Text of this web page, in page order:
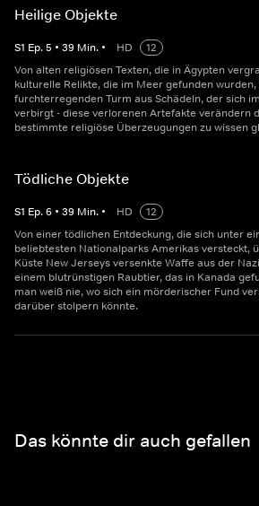
Heilige Objekte
S1 Ep.5 • 39 Min. • HD
12
Von alten religiösen Texten, die in Ägypten
kulturelle Relikte, die im Meer gefunden wurden,
furchterregenden Turm aus Schädeln, der sich
verbirgt - diese verlorenen Artefakte verändern
bestimmte religiöse Überzeugungen zu wissen
Tödliche Objekte
S1 Ep.6 • 39 Min. • HD
12
Von einer tödlichen Entdeckung, die sich unter
beliebtesten Nationalparks Amerikas versteckt,
Küste New Jerseys versenkte Waffe aus der
einem blutrünstigen Raubtier, das in Kanada
man weiß nie, wo sich ein mörderischer Fund
darüber stolpern könnte.
Das könnte dir auch gefallen